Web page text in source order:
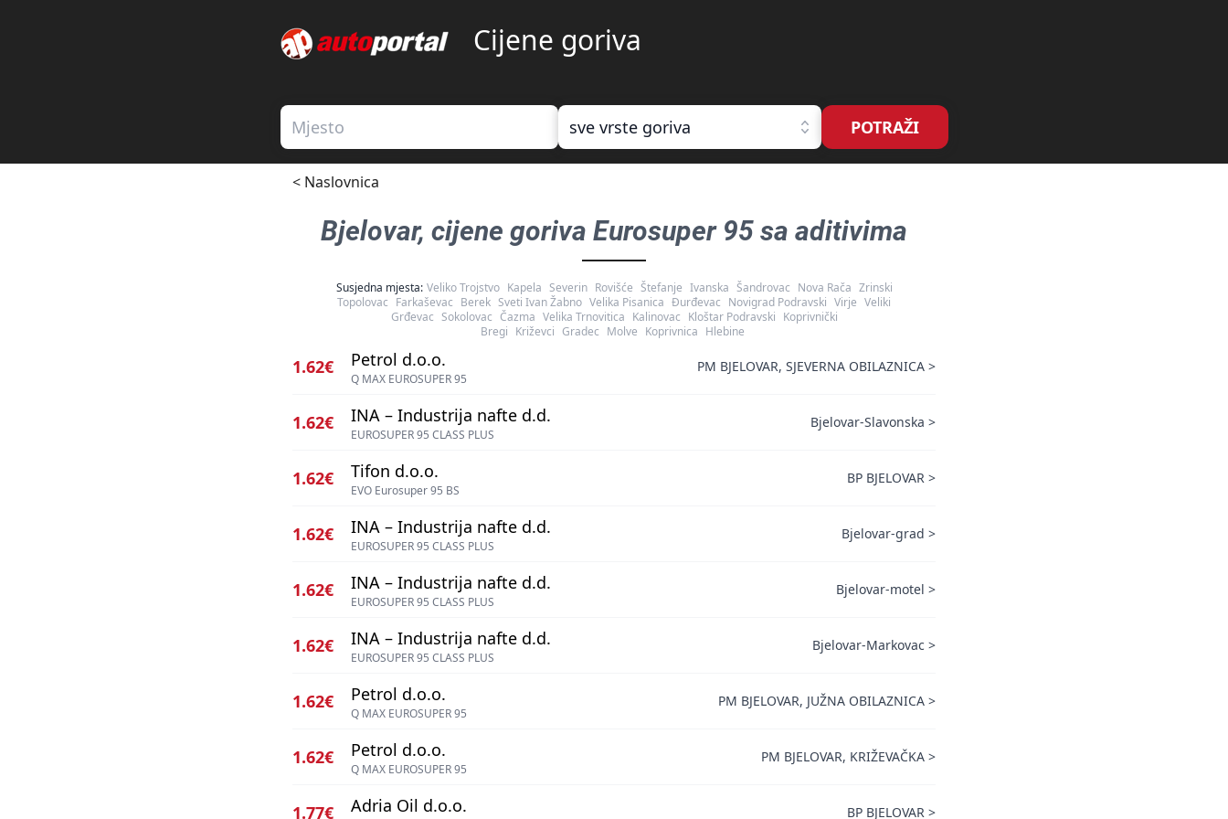
Cijene goriva
sve vrste goriva POTRAŽI
< Naslovnica
Bjelovar, cijene goriva Eurosuper 95 sa aditivima
Susjedna mjesta: Veliko Trojstvo Kapela Severin Rovišće Štefanje Ivanska Šandrovac Nova Rača Zrinski
Topolovac Farkaševac Berek Sveti Ivan Žabno Velika Pisanica Đurđevac Novigrad Podravski Virje Veliki
Grđevac Sokolovac Čazma Velika Trnovitica Kalinovac Kloštar Podravski Koprivnički
Bregi Križevci Gradec Molve Koprivnica Hlebine
1.62€ Petrol d.o.o.
Q MAX EUROSUPER 95
PM BJELOVAR, SJEVERNA OBILAZNICA >
1.62€ INA – Industrija nafte d.d.
EUROSUPER 95 CLASS PLUS
Bjelovar-Slavonska >
1.62€ Tifon d.o.o.
EVO Eurosuper 95 BS
BP BJELOVAR >
1.62€ INA – Industrija nafte d.d.
EUROSUPER 95 CLASS PLUS
Bjelovar-grad >
1.62€ INA – Industrija nafte d.d.
EUROSUPER 95 CLASS PLUS
Bjelovar-motel >
1.62€ INA – Industrija nafte d.d.
EUROSUPER 95 CLASS PLUS
Bjelovar-Markovac >
1.62€ Petrol d.o.o.
Q MAX EUROSUPER 95
PM BJELOVAR, JUŽNA OBILAZNICA >
1.62€ Petrol d.o.o.
Q MAX EUROSUPER 95
PM BJELOVAR, KRIŽEVAČKA >
1.77€ Adria Oil d.o.o. BP BJELOVAR >